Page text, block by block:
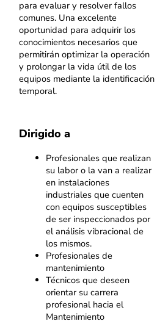
para evaluar y resolver fallos
comunes. Una excelente
oportunidad para adquirir los
conocimientos necesarios que
permitirán optimizar la operación
y prolongar la vida útil de los
equipos mediante la identificación
temporal.
Dirigido a
Profesionales que realizan
su labor o la van a realizar
en instalaciones
industriales que cuenten
con equipos susceptibles
de ser inspeccionados por
el análisis vibracional de
los mismos.
Profesionales de
mantenimiento
Técnicos que deseen
orientar su carrera
profesional hacia el
Mantenimiento